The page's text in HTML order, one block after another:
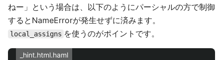
ねー」という場合は、以下のようにパーシャルの方で制御
するとNameErrorが発生せずに済みます。
local_assigns を使うのがポイントです。
_hint.html.haml